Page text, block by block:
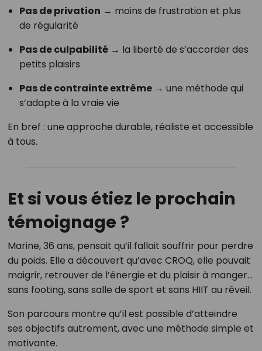
Pas de privation → moins de frustration et plus
de régularité
Pas de culpabilité→ la liberté de s’accorder des
petits plaisirs
Pas de contrainte extrême→ une méthode qui
s’adapte à la vraie vie
En bref : une approche durable, réaliste et accessible
à tous.
Et si vous étiez le prochain
témoignage ?
Marine, 36 ans, pensait qu’il fallait souffrir pour perdre
du poids. Elle a découvert qu’avec CROQ, elle pouvait
maigrir, retrouver de l’énergie et du plaisir à manger…
sans footing, sans salle de sport et sans HIIT au réveil.
Son parcours montre qu’il est possible d’atteindre
ses objectifs autrement, avec une méthode simple et
motivante.